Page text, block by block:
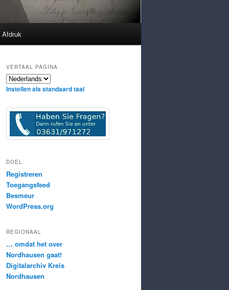
Afdruk
VERTAAL PAGINA
Instellen als standaard taal
DOEL
Registreren
Toegangsfeed
Besmeur
WordPress.org
REGIONAAL
… omdat het over
Nordhausen gaat!
Digitalarchiv Kreis
Nordhausen